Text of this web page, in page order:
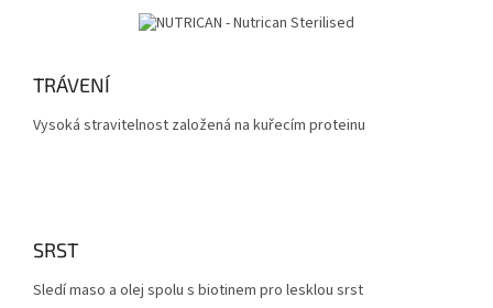
TRÁVENÍ
Vysoká stravitelnost založená na kuřecím proteinu
SRST
Sledí maso a olej spolu s biotinem pro lesklou srst